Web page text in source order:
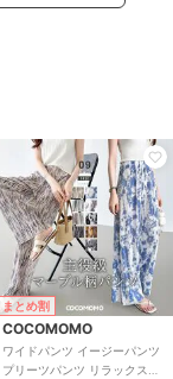
まとめ割
COCOMOMO
ワイドパンツ イージーパンツ
プリーツパンツ リラックスパ